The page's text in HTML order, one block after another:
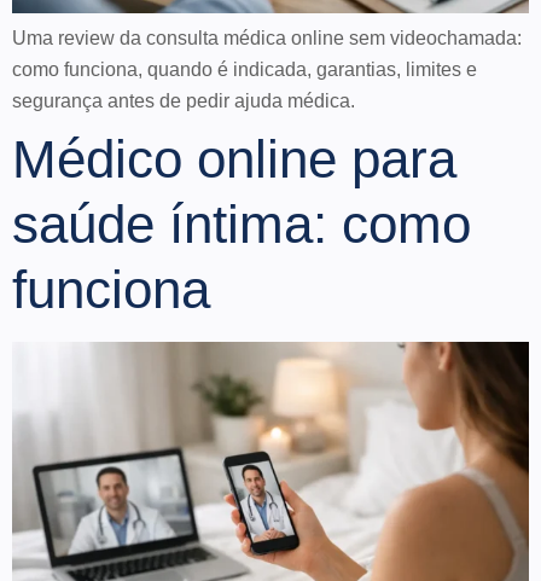
Uma review da consulta médica online sem videochamada:
como funciona, quando é indicada, garantias, limites e
segurança antes de pedir ajuda médica.
Médico online para
saúde íntima: como
funciona